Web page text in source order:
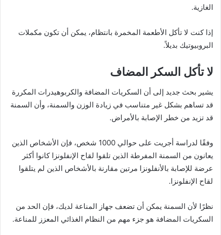
الغازية.
إذا كنت لا تأكل الأطعمة المخمرة بانتظام، يمكن أن تكون مكملات
البروبيوتيك بديلاً.
لا تأكل السكر المضاف
يشير بحث جديد إلى أن السكريات المضافة والكربوهيدرات المكررة
قد تساهم بشكل غير متناسب في زيادة الوزن والسمنة، وأن السمنة
قد تزيد من خطر الإصابة بالأمراض.
وفقًا لدراسة أجريت على حوالي 1000 شخص، فإن الأشخاص الذين
يعانون من السمنة المفرطة الذين تلقوا لقاح الإنفلونزا كانوا أكثر
عرضة للإصابة بالأنفلونزا مرتين مقارنة بالأشخاص الذين لم يتلقوا
لقاح الإنفلونزا.
نظرًا لأن السمنة يمكن أن تضعف جهاز المناعة لديك، فإن الحد من
السكريات المضافة هو جزء مهم من النظام الغذائي المعزز للمناعة.